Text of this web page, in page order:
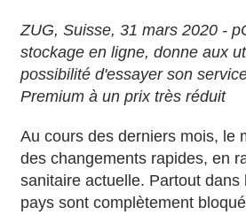
ZUG, Suisse, 31 mars 2020 -
stockage en ligne, donne aux
possibilité d'essayer son
Premium à un prix très réduit
Au cours des derniers mois, le
des changements rapides, en
sanitaire actuelle. Partout dans
pays sont complètement